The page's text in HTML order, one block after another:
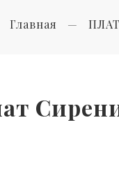
Главная